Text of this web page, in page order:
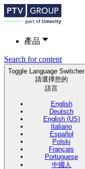
產品
Search for content
Toggle Language Switcher
請選擇您的
語言
English
Deutsch
English (US)
Italiano
Español
Polski
Français
Portuguese
中國人